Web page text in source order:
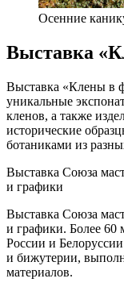
Осенние
Выставка
Выставка «Клены в
уникальные
кленов, а также
исторические
ботаниками из
Выставка Союза
и графики
Выставка Союза
и графики. Более 60
России и
и бижутерии,
материалов.